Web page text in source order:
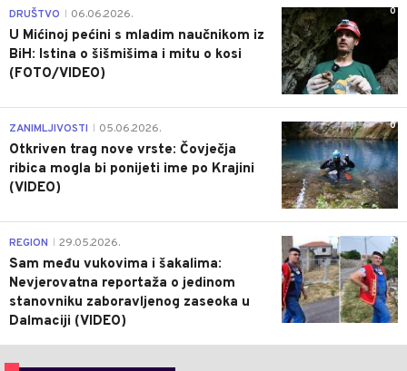
0
DRUŠTVO 06.06.2026.
U Mićinoj pećini s mladim naučnikom iz
BiH: Istina o šišmišima i mitu o kosi
(FOTO/VIDEO)
0
ZANIMLJIVOSTI 05.06.2026.
Otkriven trag nove vrste: Čovječja
ribica mogla bi ponijeti ime po Krajini
(VIDEO)
0
REGION 29.05.2026.
Sam među vukovima i šakalima:
Nevjerovatna reportaža o jedinom
stanovniku zaboravljenog zaseoka u
Dalmaciji (VIDEO)